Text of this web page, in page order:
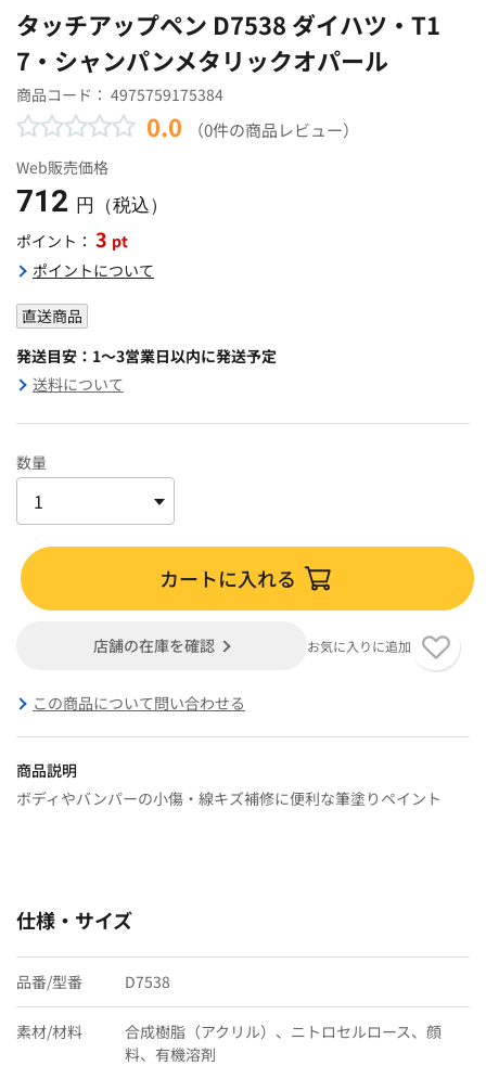
タッチアップペン D7538 ダイハツ・T1
7・シャンパンメタリックオパール
商品コード： 4975759175384
0.0 （0件の商品レビュー）
Web販売価格
712 円（税込）
ポイント： 3 pt
ポイントについて
直送商品
発送目安：1～3営業日以内に発送予定
送料について
数量
カートに入れる
店舗の在庫を確認 お気に入りに追加
この商品について問い合わせる
商品説明
ボディやバンパーの小傷・線キズ補修に便利な筆塗りペイント
仕様・サイズ
品番/型番 D7538
素材/材料
合成樹脂（アクリル）、ニトロセルロース、顔
料、有機溶剤